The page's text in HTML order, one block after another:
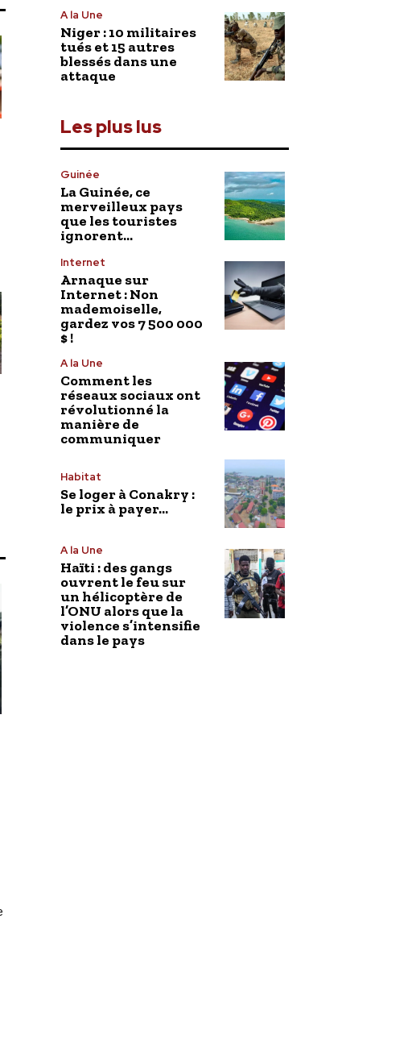
A la Une
Niger : 10 militaires
tués et 15 autres
blessés dans une
attaque
Les plus lus
Guinée
La Guinée, ce
merveilleux pays
que les touristes
ignorent…
Internet
Arnaque sur
Internet : Non
mademoiselle,
gardez vos 7 500 000
$ !
A la Une
Comment les
réseaux sociaux ont
révolutionné la
manière de
communiquer
Habitat
Se loger à Conakry :
le prix à payer…
A la Une
Haïti : des gangs
ouvrent le feu sur
un hélicoptère de
l’ONU alors que la
violence s’intensifie
dans le pays